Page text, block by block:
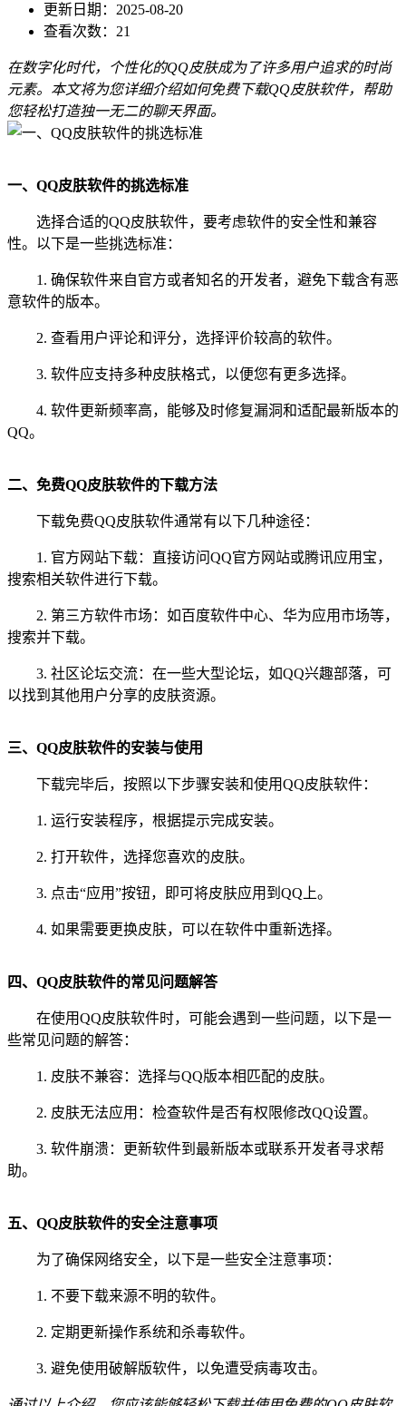
更新日期：2025-08-20
查看次数：21
在数字化时代，个性化的QQ皮肤成为了许多用户追求的时尚
元素。本文将为您详细介绍如何免费下载QQ皮肤软件，帮助
您轻松打造独一无二的聊天界面。
一、QQ皮肤软件的挑选标准
选择合适的QQ皮肤软件，要考虑软件的安全性和兼容
性。以下是一些挑选标准：
1. 确保软件来自官方或者知名的开发者，避免下载含有恶
意软件的版本。
2. 查看用户评论和评分，选择评价较高的软件。
3. 软件应支持多种皮肤格式，以便您有更多选择。
4. 软件更新频率高，能够及时修复漏洞和适配最新版本的
QQ。
二、免费QQ皮肤软件的下载方法
下载免费QQ皮肤软件通常有以下几种途径：
1. 官方网站下载：直接访问QQ官方网站或腾讯应用宝，
搜索相关软件进行下载。
2. 第三方软件市场：如百度软件中心、华为应用市场等，
搜索并下载。
3. 社区论坛交流：在一些大型论坛，如QQ兴趣部落，可
以找到其他用户分享的皮肤资源。
三、QQ皮肤软件的安装与使用
下载完毕后，按照以下步骤安装和使用QQ皮肤软件：
1. 运行安装程序，根据提示完成安装。
2. 打开软件，选择您喜欢的皮肤。
3. 点击“应用”按钮，即可将皮肤应用到QQ上。
4. 如果需要更换皮肤，可以在软件中重新选择。
四、QQ皮肤软件的常见问题解答
在使用QQ皮肤软件时，可能会遇到一些问题，以下是一
些常见问题的解答：
1. 皮肤不兼容：选择与QQ版本相匹配的皮肤。
2. 皮肤无法应用：检查软件是否有权限修改QQ设置。
3. 软件崩溃：更新软件到最新版本或联系开发者寻求帮
助。
五、QQ皮肤软件的安全注意事项
为了确保网络安全，以下是一些安全注意事项：
1. 不要下载来源不明的软件。
2. 定期更新操作系统和杀毒软件。
3. 避免使用破解版软件，以免遭受病毒攻击。